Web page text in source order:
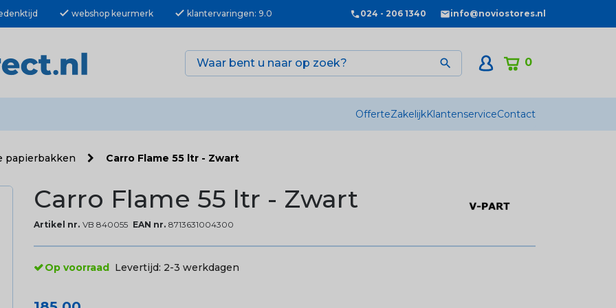
check webshop keurmerk check klantervaringen: 9.0 024 - 206 1340 info@noviostores.nl
0

OfferteZakelijkKlantenserviceContact
papierbakken Carro Flame 55 ltr - Zwart
Carro Flame 55 ltr - Zwart
Artikel nr. VB 840055 EAN nr. 8713631004300
Op voorraad Levertijd: 2-3 werkdagen